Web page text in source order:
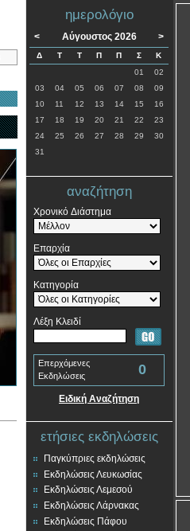
ημερολόγιο
< Αύγουστος 2026 >
Δ Τ Τ Π Π Σ
Κ
01
02
03
04 05 06 07 08
09
10
11 12 13 14 15
16
17
18 19 20 21 22
23
24
25 26 27 28 29
30
31
αναζήτηση
Χρονικό Διάστημα
Επαρχία
Κατηγορία
Λέξη Κλειδί
Επερχόμενες
Εκδηλώσεις
0
Ειδική Αναζήτηση
ετήσιες εκδηλώσεις
Παγκύπριες εκδηλώσεις
Εκδηλώσεις Λευκωσίας
Εκδηλώσεις Λεμεσού
Εκδηλώσεις Λάρνακας
Εκδηλώσεις Πάφου